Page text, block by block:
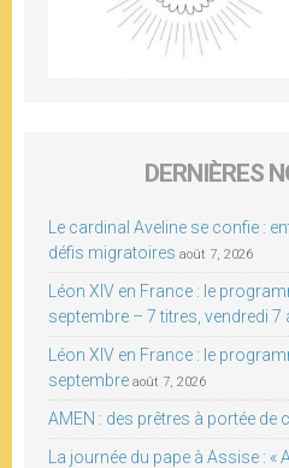
DERNIÈRES
Le cardinal Aveline se confie :
défis migratoires août 7, 2026
Léon XIV en France : le
septembre – 7 titres, vendredi 7
Léon XIV en France : le
septembre août 7, 2026
AMEN : des prêtres à portée de
La journée du pape à Assise : «